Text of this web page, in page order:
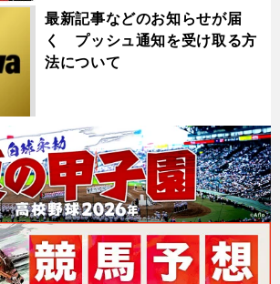
最新記事などのお知らせが届
く プッシュ通知を受け取る方
法について